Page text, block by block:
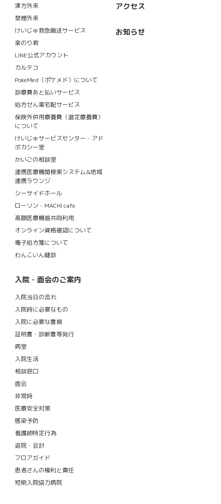
漢方外来
禁煙外来
けいじゅ救急搬送サービス
楽のり君
LINE公式アカウント
カルテコ
PokeMed（ポケメド）について
診療費あと払いサービス
処方せん薬宅配サービス
保険外併用療養費（選定療養費）
について
けいじゅサービスセンター・アド
ボカシー室
かいごの相談室
連携医療機関検索システム&地域
連携ラウンジ
シーサイドホール
ローソン・MACHI cafe
高額医療機器共同利用
オンライン資格確認について
電子処方箋について
わんこいん健診
入院・面会のご案内
入院当日の流れ
入院時に必要なもの
入院に必要な書類
証明書・診断書等発行
病室
入院生活
相談窓口
面会
非常時
医療安全対策
感染予防
看護師特定行為
退院・会計
フロアガイド
患者さんの権利と責任
短期入院協力病院
アクセス
お知らせ